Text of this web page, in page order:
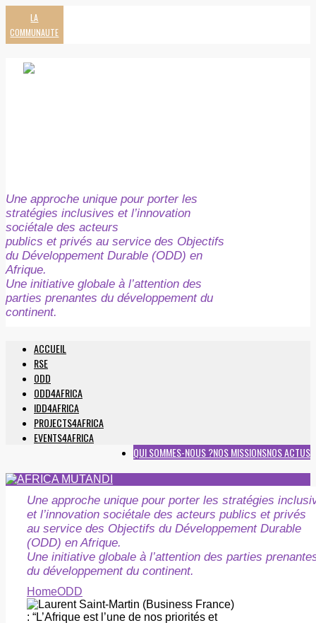
LA
COMMUNAUTE
Une approche unique pour porter les
stratégies inclusives et l’innovation
sociétale des acteurs
publics et privés au service des Objectifs
du Développement Durable (ODD) en
Afrique.
Une initiative globale à l’attention des
parties prenantes du développement du
continent.
ACCUEIL
RSE
ODD
ODD4AFRICA
IDD4AFRICA
PROJECTS4AFRICA
EVENTS4AFRICA
NOS ACTUS
NOS MISSIONS
QUI SOMMES-NOUS ?
Une approche unique pour porter les stratégies
et l’innovation sociétale des acteurs publics et privés
au service des Objectifs du Développement Durable
(ODD) en Afrique.
Une initiative globale à l’attention des parties
du développement du continent.
HomeODD